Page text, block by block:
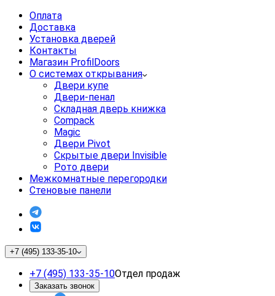
Оплата
Доставка
Установка дверей
Контакты
Магазин ProfilDoors
О системах открывания
Двери купе
Двери-пенал
Складная дверь книжка
Compack
Magic
Двери Pivot
Скрытые двери Invisible
Рото двери
Межкомнатные перегородки
Стеновые панели
+7 (495) 133-35-10
+7 (495) 133-35-10Отдел продаж
Заказать звонок